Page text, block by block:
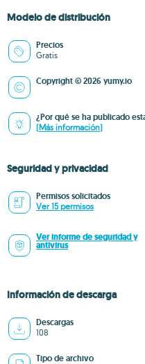
Modelo de distribución
Precios
Gratis
Copyright © 2026 yumy.io
¿Por qué se ha publicado
(Más información)
Seguridad y privacidad
Permisos solicitados
Ver 15 permisos
Ver informe de seguridad y
antivirus
Información de descarga
Descargas
108
Tipo de archivo